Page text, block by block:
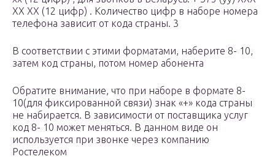
ХХ ХХ (12 цифр) . Количество цифр в наборе номера
телефона зависит от кода страны. 3
В соответствии с этими форматами, наберите 8- 10,
затем код страны, потом номер абонента
Обратите внимание, что при наборе в формате 8-
10(для фиксированной связи) знак «+» кода страны
не набирается. В зависимости от поставщика услуг
код 8- 10 может меняться. В данном виде он
используется при звонке через компанию
Ростелеком